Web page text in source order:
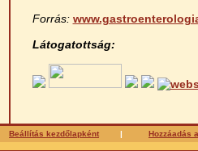
Forrás:
Látogatottság:
Beállítás kezdőlapként | Hozzáadás